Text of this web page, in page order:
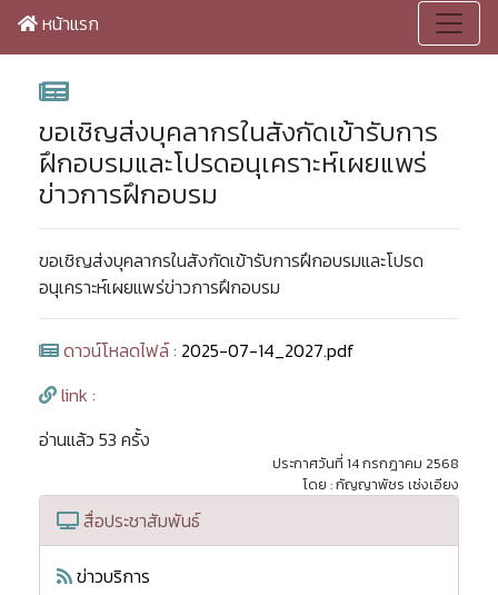
หน้าแรก
ขอเชิญส่งบุคลากรในสังกัดเข้ารับการ
ฝึกอบรมและโปรดอนุเคราะห์เผยแพร่
ข่าวการฝึกอบรม
ขอเชิญส่งบุคลากรในสังกัดเข้ารับการฝึกอบรมและโปรด
อนุเคราะห์เผยแพร่ข่าวการฝึกอบรม
ดาวน์โหลดไฟล์ : 2025-07-14_2027.pdf
link :
อ่านแล้ว 53 ครั้ง
ประกาศวันที่ 14 กรกฎาคม 2568
โดย : กัญญาพัชร เซ่งเอียง
สื่อประชาสัมพันธ์
ข่าวบริการ